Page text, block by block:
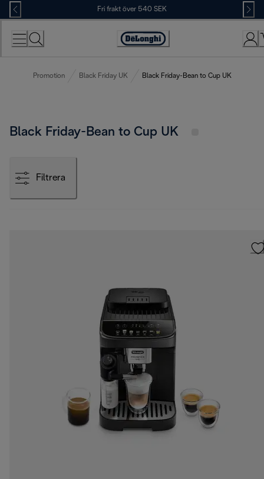
Skip
to
Content
Fri frakt över 540 SEK
Accessibility
Promotion Black Friday UK Black Friday-Bean to Cup UK
Black Friday-Bean to Cup UK
Filtrera